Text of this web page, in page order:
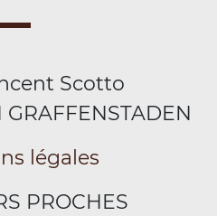
Scotto
légales
PROCHES